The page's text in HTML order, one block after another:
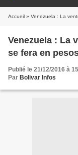
Accueil » Venezuela : La
Venezuela : La
se fera en
Publié le 21/12/2016 à
Par Bolivar Infos